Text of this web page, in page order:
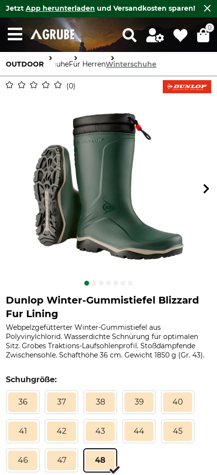
Jetzt App herunterladen und Versandkosten sparen!
0
OUTDOOR SchuheFür HerrenWinterschuhe
0
Dunlop Winter-Gummistiefel Blizzard
Fur Lining
Webpelzgefütterter Winter-Gummistiefel aus
Polyvinylchlorid. Wasserdichte Schnürung für optimalen
Sitz. Grobes Traktions-Laufsohlenprofil. Stoßdämpfende
Zwischensohle. Schafthöhe 36 cm. Gewicht 1850 g (Gr. 43).
Schuhgröße:
36 37 38 39 40
41 42 43 44 45
46 47 48